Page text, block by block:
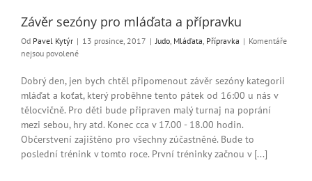
Závěr sezóny pro mláďata a přípravku
Od Pavel Kytýr | 13 prosince, 2017 | Judo, Mláďata, Přípravka | Komentáře
nejsou povolenéu
s
názvem
Závěr
sezóny
pro
mláďata
a
Dobrý den, jen bych chtěl připomenout závěr sezóny kategorii
mláďat a koťat, který proběhne tento pátek od 16:00 u nás v
tělocvičně. Pro děti bude připraven malý turnaj na poprání
mezi sebou, hry atd. Konec cca v 17.00 - 18.00 hodin.
Občerstvení zajištěno pro všechny zúčastněné. Bude to
poslední trénink v tomto roce. První tréninky začnou v [...]